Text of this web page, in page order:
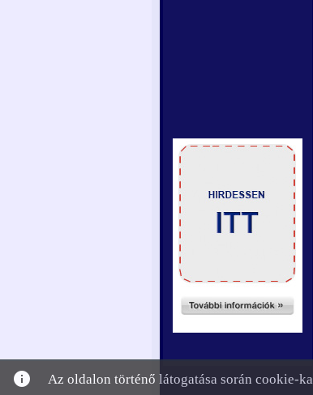
info
Az oldalon történő látogatása során cookie-